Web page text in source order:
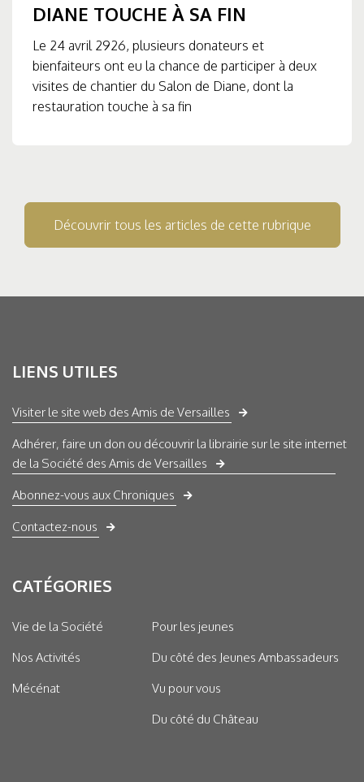
DIANE TOUCHE À SA FIN
Le 24 avril 2926, plusieurs donateurs et
bienfaiteurs ont eu la chance de participer à deux
visites de chantier du Salon de Diane, dont la
restauration touche à sa fin
Découvrir tous les articles de cette rubrique
LIENS UTILES
Visiter le site web des Amis de Versailles
Adhérer, faire un don ou découvrir la librairie sur le site internet
de la Société des Amis de Versailles
Abonnez-vous aux Chroniques
Contactez-nous
CATÉGORIES
Vie de la Société
Nos Activités
Mécénat
Pour les jeunes
Du côté des Jeunes Ambassadeurs
Vu pour vous
Du côté du Château